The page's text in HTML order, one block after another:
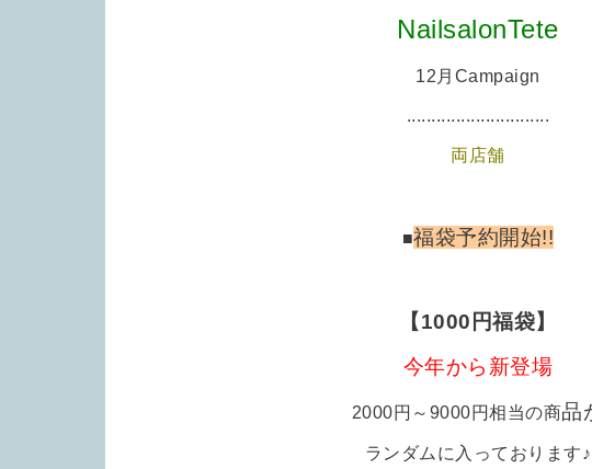
NailsalonTete
12月Campaign
.............................
両店舗
■福袋予約開始!!
【1000円福袋】
今年から新登場
2000円～9000円相当の商品
ランダムに入っております♪